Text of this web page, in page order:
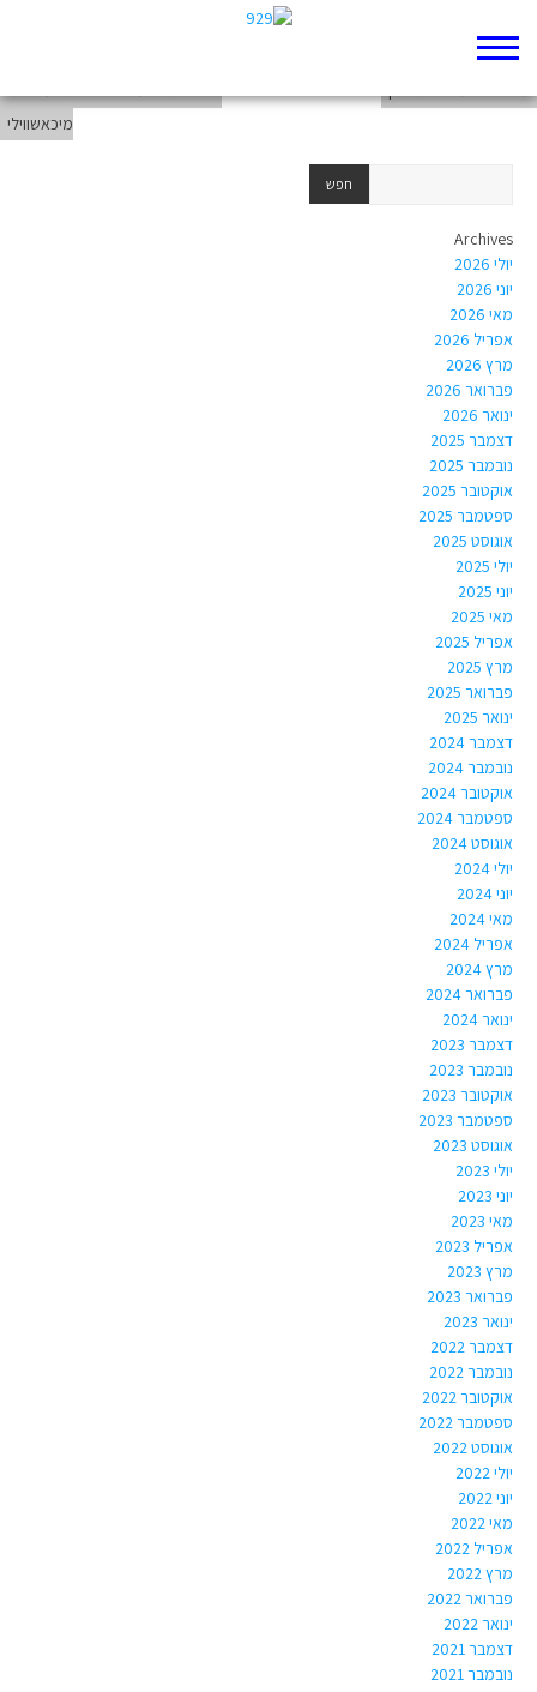
מיכאשווילי
Archives
יולי 2026
יוני 2026
מאי 2026
אפריל 2026
מרץ 2026
פברואר 2026
ינואר 2026
דצמבר 2025
נובמבר 2025
אוקטובר 2025
ספטמבר 2025
אוגוסט 2025
יולי 2025
יוני 2025
מאי 2025
אפריל 2025
מרץ 2025
פברואר 2025
ינואר 2025
דצמבר 2024
נובמבר 2024
אוקטובר 2024
ספטמבר 2024
אוגוסט 2024
יולי 2024
יוני 2024
מאי 2024
אפריל 2024
מרץ 2024
פברואר 2024
ינואר 2024
דצמבר 2023
נובמבר 2023
אוקטובר 2023
ספטמבר 2023
אוגוסט 2023
יולי 2023
יוני 2023
מאי 2023
אפריל 2023
מרץ 2023
פברואר 2023
ינואר 2023
דצמבר 2022
נובמבר 2022
אוקטובר 2022
ספטמבר 2022
אוגוסט 2022
יולי 2022
יוני 2022
מאי 2022
אפריל 2022
מרץ 2022
פברואר 2022
ינואר 2022
דצמבר 2021
נובמבר 2021